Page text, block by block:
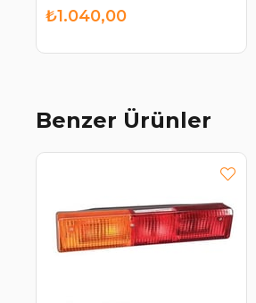
₺1.040,00
Benzer Ürünler